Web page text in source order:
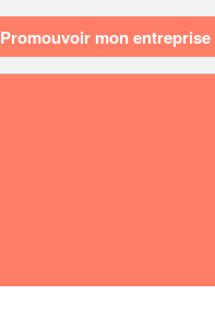
Promouvoir mon entreprise